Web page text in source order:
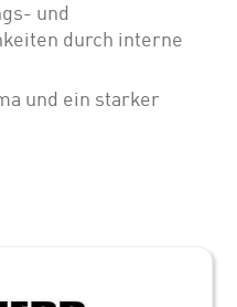
und
durch interne
und ein starker